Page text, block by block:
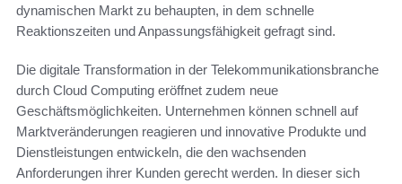
dynamischen Markt zu behaupten, in dem schnelle
Reaktionszeiten und Anpassungsfähigkeit gefragt sind.
Die digitale Transformation in der Telekommunikationsbranche
durch Cloud Computing eröffnet zudem neue
Geschäftsmöglichkeiten. Unternehmen können schnell auf
Marktveränderungen reagieren und innovative Produkte und
Dienstleistungen entwickeln, die den wachsenden
Anforderungen ihrer Kunden gerecht werden. In dieser sich